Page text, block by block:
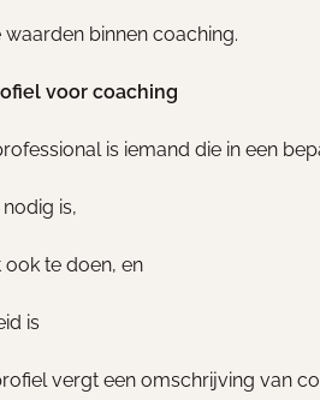
waarden binnen coaching.
voor coaching
is iemand die in een
is,
ook te doen, en
is
vergt een omschrijving van